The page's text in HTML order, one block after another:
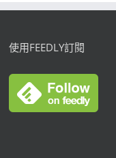
使用FEEDLY訂閱